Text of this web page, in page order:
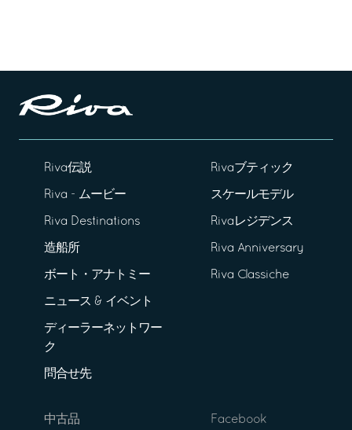
Riva伝説
Riva - ムービー
Riva Destinations
造船所
ボート・アナトミー
ニュース & イベント
ディーラーネットワー
ク
問合せ先
Rivaブティック
スケールモデル
Rivaレジデンス
Riva Anniversary
Riva Classiche
中古品 Facebook